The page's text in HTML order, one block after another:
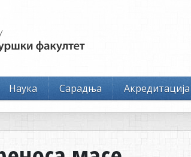
Наука Сарадња Акредитација